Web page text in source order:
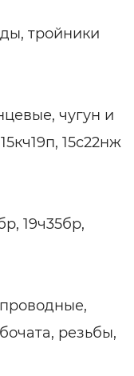
тройники
чугун и
15с22нж
19ч35бр,
резьбы,